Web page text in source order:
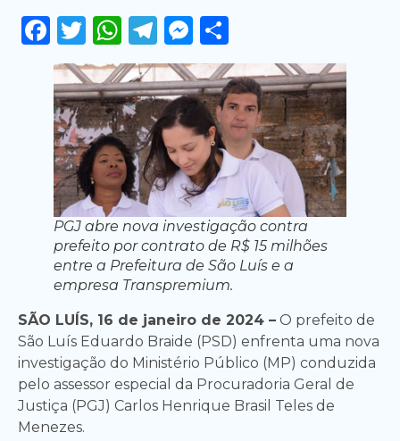
Facebook
Twitter
WhatsApp
Telegram
Messenger
PGJ abre nova investigação contra
prefeito por contrato de R$ 15 milhões
entre a Prefeitura de São Luís e a
empresa Transpremium.
SÃO LUÍS, 16 de janeiro de 2024 – O prefeito de
São Luís Eduardo Braide (PSD) enfrenta uma nova
investigação do Ministério Público (MP) conduzida
pelo assessor especial da Procuradoria Geral de
Justiça (PGJ) Carlos Henrique Brasil Teles de
Menezes.